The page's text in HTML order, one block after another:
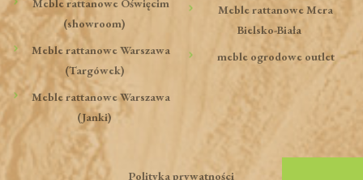
Meble rattanowe Oświęcim
(showroom)
Meble rattanowe Warszawa
(Targówek)
Meble rattanowe Warszawa
(Janki)
Meble rattanowe Mera
Bielsko-Biała
meble ogrodowe outlet
Polityka prywatności